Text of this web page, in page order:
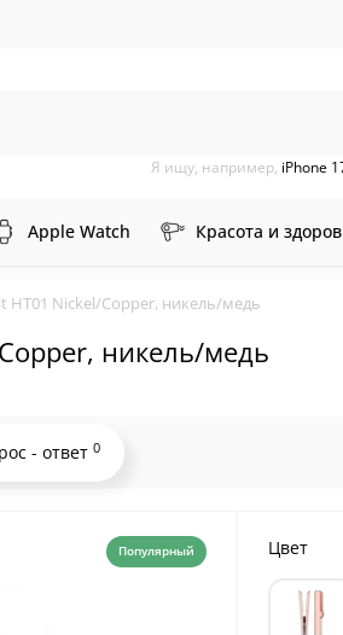
Я ищу, например, iPhone
Apple Watch Красота и
Nickel/Copper, никель/медь
никель/медь
- ответ 0
Популярный Цвет